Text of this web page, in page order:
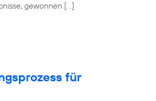
gewonnen […]
für